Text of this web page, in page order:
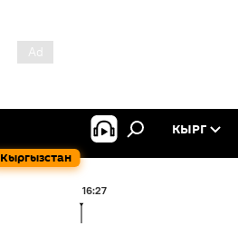
Кыргызстан
КЫРГ
16:27